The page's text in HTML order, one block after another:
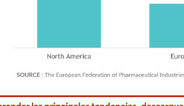
El uso requiere atribución según CC BY 4.0.